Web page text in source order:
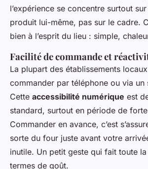
l’expérience se concentre surtout
produit lui-même, pas sur le cadre.
bien à l’esprit du lieu : simple,
Facilité de commande et
La plupart des établissements
commander par téléphone ou via un
Cette accessibilité numérique est
standard, surtout en période de
Commander en avance, c’est
sorte du four juste avant votre
inutile. Un petit geste qui fait toute
termes de goût.